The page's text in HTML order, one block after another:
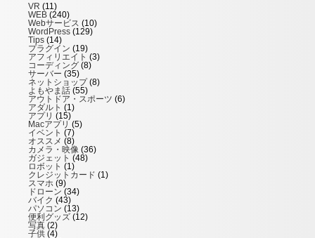
VR (11)
WEB (240)
Webサービス (10)
WordPress (129)
Tips (14)
プラグイン (19)
アフィリエイト (3)
コーディング (8)
サーバー (35)
ネットショップ(8)
よもやま話 (55)
アウトドア・スポーツ (6)
アダルト (1)
アプリ (15)
Macアプリ (5)
イベント (7)
オススメ (8)
カメラ・映像 (36)
ガジェット (48)
ロボット (1)
クレジットカード (1)
スマホ (9)
ドローン (34)
バイク (43)
パソコン (13)
便利グッズ (12)
写真 (2)
子供 (4)